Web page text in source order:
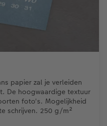
papier zal je verleiden
De hoogwaardige textuur
foto's. Mogelijkheid
schrijven. 250 g/m²